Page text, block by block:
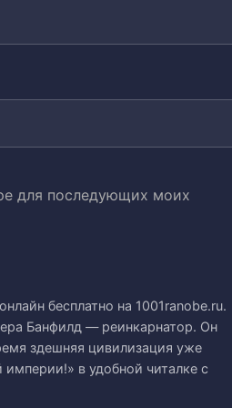
для последующих моих
бесплатно на 1001ranobe.ru.
Банфилд — реинкарнатор. Он
здешняя цивилизация уже
в удобной читалке с